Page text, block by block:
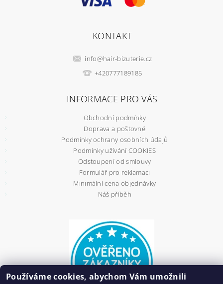
KONTAKT
info@hair-bizuterie.cz
+420777189185
INFORMACE PRO VÁS
Obchodní podmínky
Doprava a poštovné
Podmínky ochrany osobních údajů
Podmínky užívání COOKIES
Odstoupení od smlouvy
Formulář pro reklamaci
Minimální cena objednávky
Náš příběh
Používáme cookies, abychom Vám umožnili